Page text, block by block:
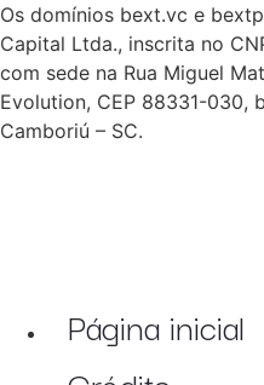
Os domínios bext.vc e
Capital Ltda., inscrita no
com sede na Rua Miguel
Evolution, CEP 88331-030,
Camboriú – SC.
Página inicial